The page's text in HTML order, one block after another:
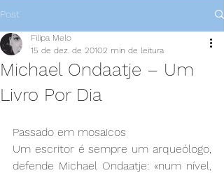
Post
Michael Ondaatje – Um
Livro Por Dia
Filipa Melo
15 de dez. de 20102 min de leitura
Passado em mosaicos
Um escritor é sempre um arqueólogo,
defende Michael Ondaatje: «num nível,